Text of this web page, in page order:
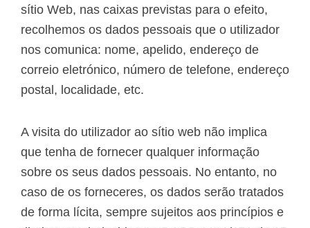
sítio Web, nas caixas previstas para o efeito,
recolhemos os dados pessoais que o utilizador
nos comunica: nome, apelido, endereço de
correio eletrónico, número de telefone, endereço
postal, localidade, etc.
A visita do utilizador ao sítio web não implica
que tenha de fornecer qualquer informação
sobre os seus dados pessoais. No entanto, no
caso de os forneceres, os dados serão tratados
de forma lícita, sempre sujeitos aos princípios e